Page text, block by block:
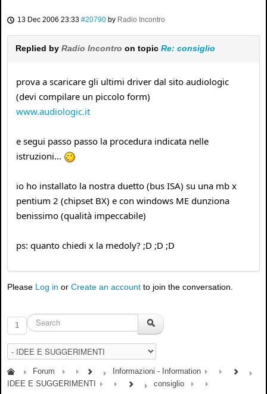
13 Dec 2006 23:33 #20790 by Radio Incontro
Replied by Radio Incontro on topic Re: consiglio
prova a scaricare gli ultimi driver dal sito audiologic
(devi compilare un piccolo form)
www.audiologic.it
e segui passo passo la procedura indicata nelle
istruzioni...
io ho installato la nostra duetto (bus ISA) su una mb x
pentium 2 (chipset BX) e con windows ME dunziona
benissimo (qualità impeccabile)
ps: quanto chiedi x la medoly? ;D ;D ;D
Please Log in or Create an account to join the conversation.
1
Forum
Informazioni - Information
IDEE E SUGGERIMENTI
consiglio